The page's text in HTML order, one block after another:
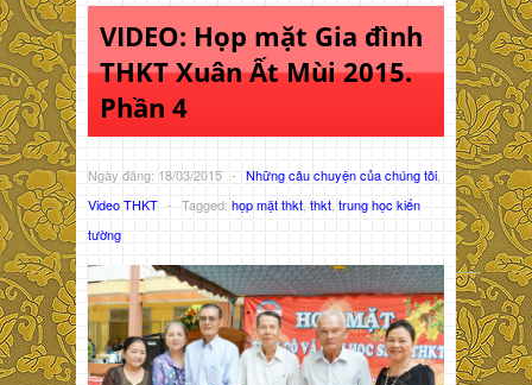
VIDEO: Họp mặt Gia đình
THKT Xuân Ất Mùi 2015.
Phần 4
Ngày đăng: 18/03/2015 - Những câu chuyện của chúng tôi
Video THKT - Tagged: họp mặt thkt thkt trung học kiến
tường